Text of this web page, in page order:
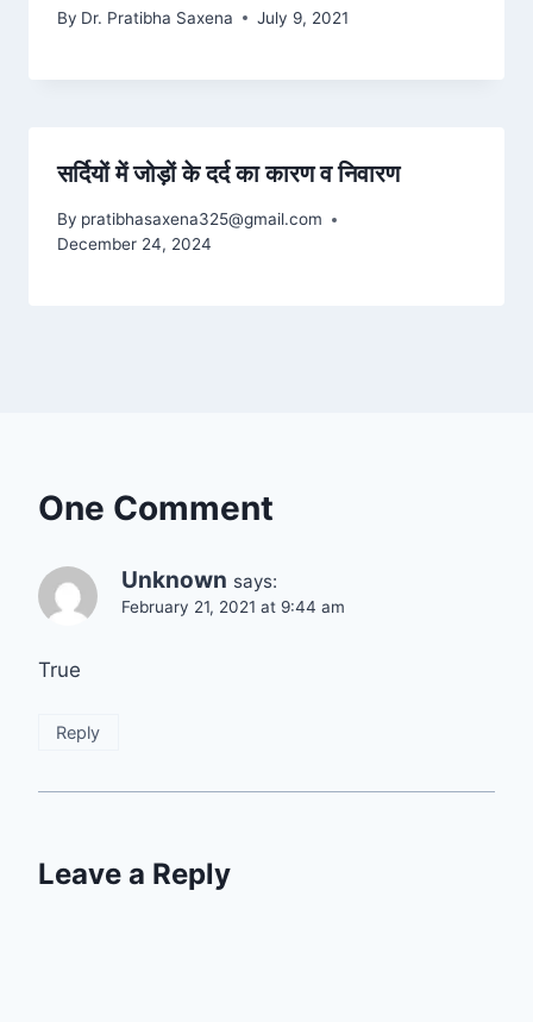
By Dr. Pratibha Saxena July 9, 2021
सर्दियों में जोड़ों के दर्द का कारण व निवारण
By pratibhasaxena325@gmail.com
December 24, 2024
One Comment
Unknown says:
February 21, 2021 at 9:44 am
True
Reply
Leave a Reply